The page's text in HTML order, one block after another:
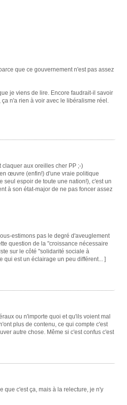
que ce gouvernement n'est pas assez
je viens de lire. Encore faudrait-il savoir
n'a rien à voir avec le libéralisme réel.
aux oreilles cher PP ;-)
œuvre (enfin!) d'une vraie politique
espoir de toute une nation!), c'est un
à son état-major de ne pas foncer assez
estimons pas le degré d'aveuglement
question de la "croissance nécessaire
sur le côté "solidarité sociale à
qui est un éclairage un peu différent... ]
ou n'importe quoi et qu'ils voient mal
plus de contenu, ce qui compte c'est
autre chose. Même si c'est confus c'est
que c'est ça, mais à la relecture, je n'y